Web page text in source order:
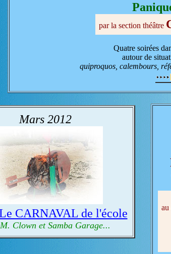
par la section théâtre
Quatre soirées
autour de
quiproquos, calembours,
Mars 2012
CARNAVAL de l'école
Clown et Samba Garage...
au